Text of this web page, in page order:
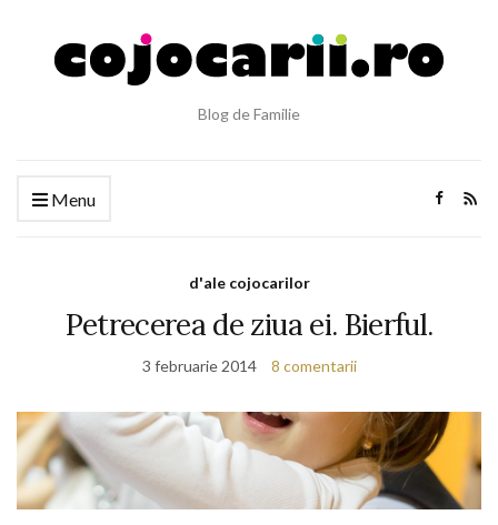
Blog de Familie
Menu
d'ale cojocarilor
Petrecerea de ziua ei. Bierful.
3 februarie 2014 8 comentarii